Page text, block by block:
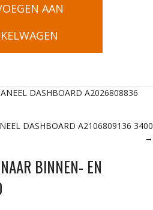
AAN
DASHBOARD A2026808836
DASHBOARD A2106809136 3400
→
BINNEN- EN